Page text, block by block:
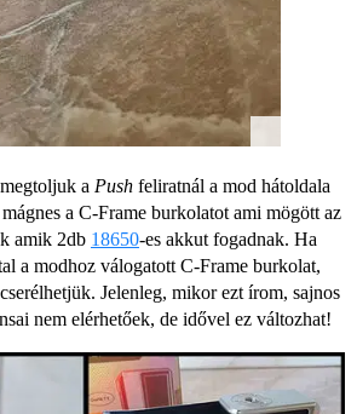
a Push feliratnál a mod hátoldala
a C-Frame burkolatot ami mögött az
amik 2db 18650-es akkut fogadnak. Ha
a modhoz válogatott C-Frame burkolat,
Jelenleg, mikor ezt írom, sajnos
nem elérhetőek, de idővel ez változhat!